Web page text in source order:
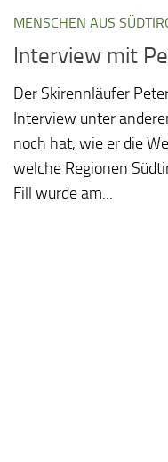
MENSCHEN AUS
Interview mit
Der Skirennläufer
Interview unter
noch hat, wie er die
welche Regionen
Fill wurde am...